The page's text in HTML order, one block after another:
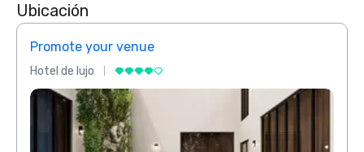
Ubicación
Promote your venue
Hotel de lujo